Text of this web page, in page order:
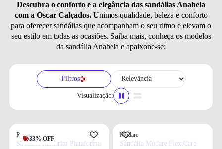
Descubra o conforto e a elegância das sandálias Anabela
com a Oscar Calçados. Unimos qualidade, beleza e conforto
para oferecer sandálias que acompanham o seu ritmo e elevam o
seu estilo em todas as ocasiões. Saiba mais, conheça os modelos
da sandália Anabela e apaixone-se:
Filtros
Visualização:
33% OFF
Ramarim
Sandália Ramarim Plataforma
Modare
Sandália Modare Flex Care